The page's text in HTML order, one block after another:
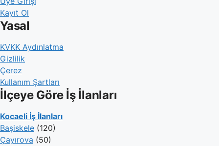
Kayıt Ol
Yasal
KVKK Aydınlatma
Gizlilik
Çerez
Kullanım Şartları
İlçeye Göre İş İlanları
Kocaeli İş İlanları
Başiskele (120)
Çayırova (50)